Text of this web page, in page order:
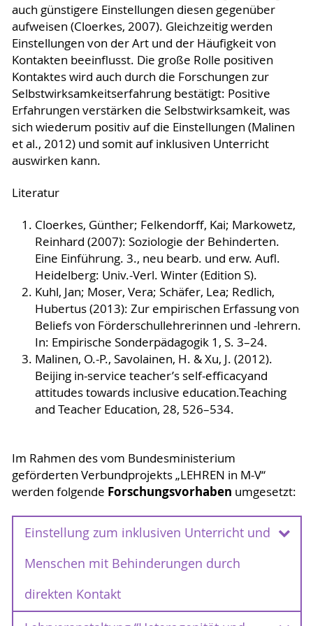
sich Kohorten von Lehramtsstudierenden, die
eine videobasierte Beobachtung durchgeführt
haben, von Kohorten mit teilnehmender
Beobachtung im Hinblick auf
Wahrnehmungskompetenz und wenn ja, in
welchen Teilkompetenzen?
richten und so eine optimale Unterstützung und
Förderung für alle Kinder und Jugendliche zu
ermöglichen.
verschiedenen Behinderungen, chronischen
Erkrankungen und Förderschwerpunkten,
theoretischen Hintergrund und Transkripte
umfassen. Die zusätzlichen Videos ermöglichen
zum einen Verhaltensbeobachtungen von
einzelnen Schüler*innen und Schülern
durchzuführen, um die diagnostische
Kompetenzen und die professionelle
Wahrnehmung weiterzuentwickeln. Zum
anderen können Unterrichtssituationen z. B. im
Unterrichtsstörungen und soziale
Lehrenden sollen die Videofalldatenbank im
Rahmen ihrer Lehrveranstaltungen in den
Bildungswissenschaften und Fachdidaktiken und
die Studierenden zum Selbstlernstudium nutzen
können.
auch günstigere Einstellungen diesen gegenüber
aufweisen (Cloerkes, 2007). Gleichzeitig werden
Einstellungen von der Art und der Häufigkeit von
Kontakten beeinflusst. Die große Rolle positiven
Kontaktes wird auch durch die Forschungen zur
Selbstwirksamkeitserfahrung bestätigt: Positive
Erfahrungen verstärken die Selbstwirksamkeit, was
sich wiederum positiv auf die Einstellungen (Malinen
et al., 2012) und somit auf inklusiven Unterricht
auswirken kann.
Literatur
Cloerkes, Günther; Felkendorff, Kai; Markowetz,
Reinhard (2007): Soziologie der Behinderten.
Eine Einführung. 3., neu bearb. und erw. Aufl.
Heidelberg: Univ.-Verl. Winter (Edition S).
Kuhl, Jan; Moser, Vera; Schäfer, Lea; Redlich,
Hubertus (2013): Zur empirischen Erfassung von
Beliefs von Förderschullehrerinnen und -lehrern.
In: Empirische Sonderpädagogik 1, S. 3–24.
Malinen, O.-P., Savolainen, H. & Xu, J. (2012).
Beijing in-service teacher’s self-efficacyand
attitudes towards inclusive education.Teaching
and Teacher Education, 28, 526–534.
Im Rahmen des vom Bundesministerium
geförderten Verbundprojekts „LEHREN in M-V“
werden folgende Forschungsvorhaben umgesetzt:
Einstellung zum inklusiven Unterricht und
Menschen mit Behinderungen durch
direkten Kontakt